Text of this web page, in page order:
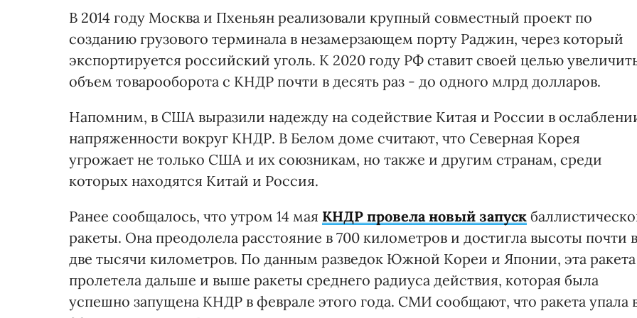
В 2014 году Москва и Пхеньян реализовали крупный совместный проект по
созданию грузового терминала в незамерзающем порту Раджин, через который
экспортируется российский уголь. К 2020 году РФ ставит своей целью
объем товарооборота с КНДР почти в десять раз - до одного млрд долларов.
Напомним, в США выразили надежду на содействие Китая и России в
напряженности вокруг КНДР. В Белом доме считают, что Северная Корея
угрожает не только США и их союзникам, но также и другим странам, среди
которых находятся Китай и Россия.
Ранее сообщалось, что утром 14 мая КНДР провела новый запуск
ракеты. Она преодолела расстояние в 700 километров и достигла высоты почти в
две тысячи километров. По данным разведок Южной Кореи и Японии, эта ракета
пролетела дальше и выше ракеты среднего радиуса действия, которая была
успешно запущена КНДР в феврале этого года. СМИ сообщают, что ракета упала